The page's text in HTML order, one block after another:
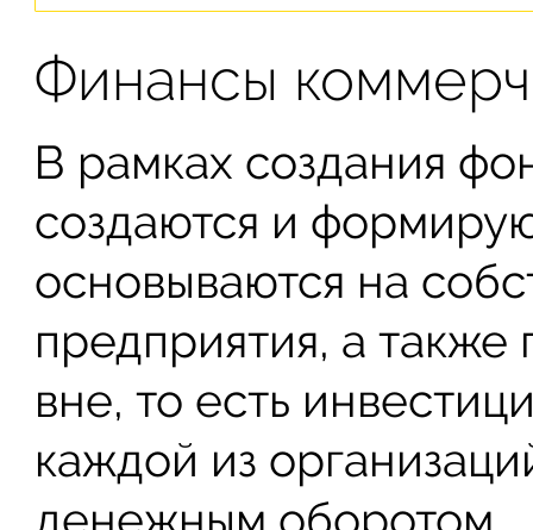
Финансы
В рамках создания
создаются и
основываются на
предприятия, а также
вне, то есть
каждой из